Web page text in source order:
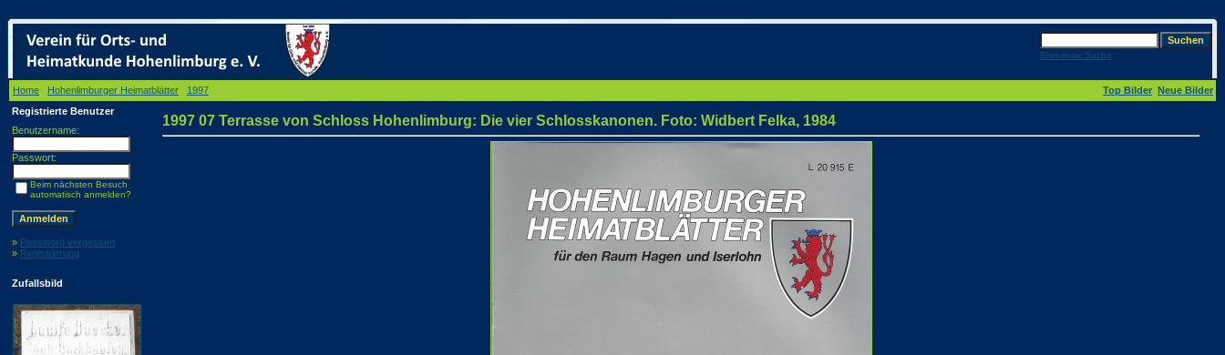
Erweiterte Suche
Home Hohenlimburger Heimatblätter 1997 Top Bilder Neue Bilder
Registrierte Benutzer
Benutzername:
Passwort:
Beim nächsten Besuch
automatisch anmelden?
» Password vergessen
» Registrierung
Zufallsbild
1997 07 Terrasse von Schloss Hohenlimburg: Die vier Schlosskanonen. Foto: Widbert Felka, 1984